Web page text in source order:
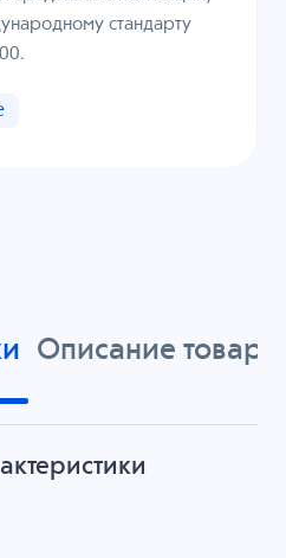
стандарту
Описание товара